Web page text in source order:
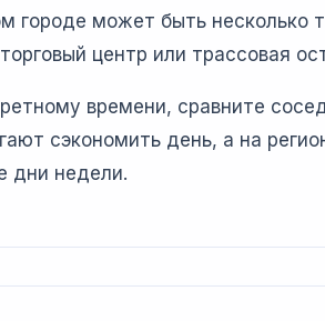
городе может быть несколько
центр или трассовая
времени, сравните
сэкономить день, а на
дни недели.